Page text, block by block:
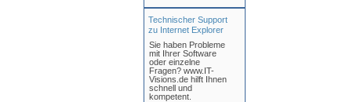
Technischer Support
zu Internet Explorer
Sie haben Probleme
mit Ihrer Software
oder einzelne
Fragen? www.IT-
Visions.de hilft Ihnen
schnell und
kompetent.